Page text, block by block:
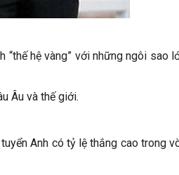
hệ vàng” với những ngôi sao
Âu và thế giới.
Anh có tỷ lệ thắng cao trong